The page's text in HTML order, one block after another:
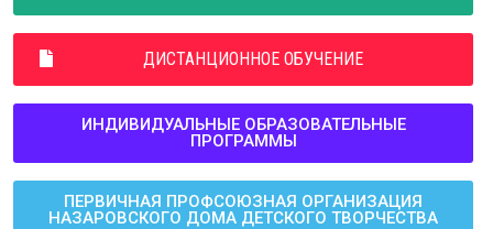
ДИСТАНЦИОННОЕ ОБУЧЕНИЕ
ИНДИВИДУАЛЬНЫЕ ОБРАЗОВАТЕЛЬНЫЕ
ПРОГРАММЫ
ПЕРВИЧНАЯ ПРОФСОЮЗНАЯ ОРГАНИЗАЦИЯ
НАЗАРОВСКОГО ДОМА ДЕТСКОГО ТВОРЧЕСТВА